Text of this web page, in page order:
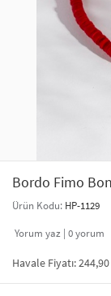
SAÇ AKSESUARLARI
GELİN / DÜĞÜN
ŞAL VE FULAR
PARTİ SÜSLERİ
YILBAŞI ÜRÜNLERİ
Bordo Fimo
Ürün Kodu: HP-1129
Yorum yaz | 0yorum
Havale Fiyatı:244,90